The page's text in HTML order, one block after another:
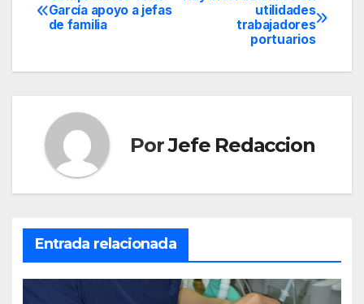
de
entradas
utilidades
trabajadores
portuarios
García apoyo a jefas
de familia
PorJefe Redaccion
Entrada relacionada